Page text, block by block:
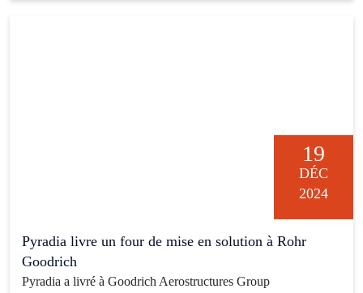
19
DÉC
2024
Pyradia livre un four de mise en solution à Rohr
Goodrich
Pyradia a livré à Goodrich Aerostructures Group